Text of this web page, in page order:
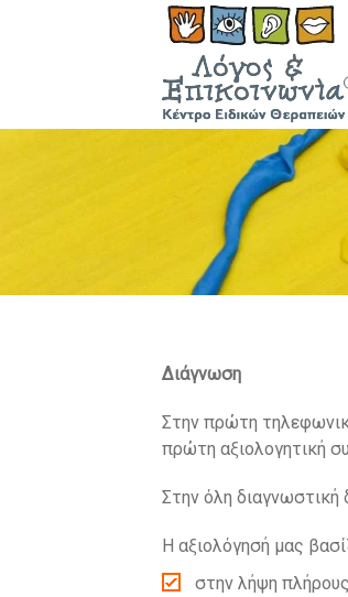
Διάγνωση
Στην πρώτη
πρώτη αξιολογητική
Στην όλη διαγνωστική
Η αξιολόγησή μας
στην λήψη